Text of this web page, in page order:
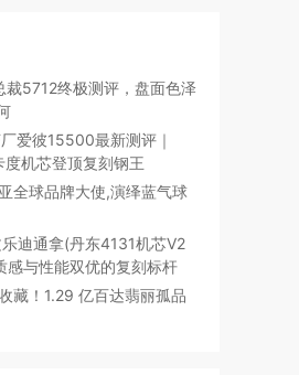
裁5712终极测评，盘面色泽
爱彼15500最新测评｜
机芯登顶复刻钢王
全球品牌大使,演绎蓝气球
迪通拿(丹东4131机芯V2
感与性能双优的复刻标杆
藏！1.29 亿百达翡丽孤品